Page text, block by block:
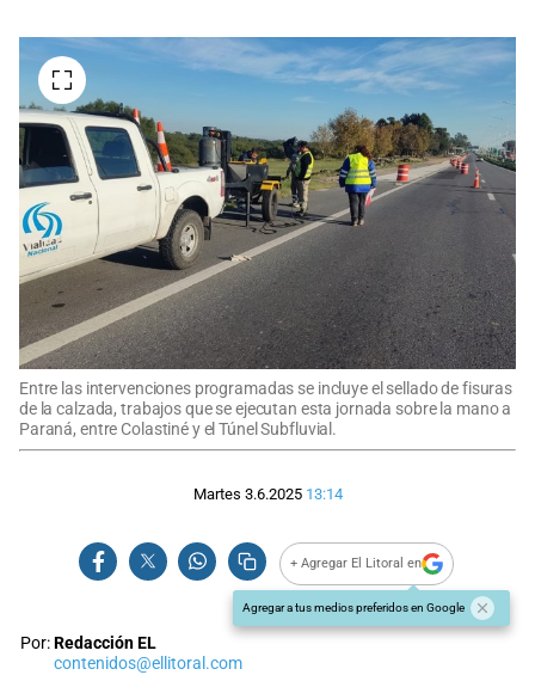
Entre las intervenciones programadas se incluye el sellado de fisuras
de la calzada, trabajos que se ejecutan esta jornada sobre la mano a
Paraná, entre Colastiné y el Túnel Subfluvial.
Martes 3.6.2025 13:14
+ Agregar El Litoral en
Agregar a tus medios preferidos en Google
Por:Redacción EL
contenidos@ellitoral.com